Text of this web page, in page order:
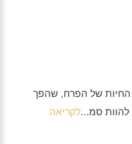
החיות של הפרח, שהפך
...לקריאה